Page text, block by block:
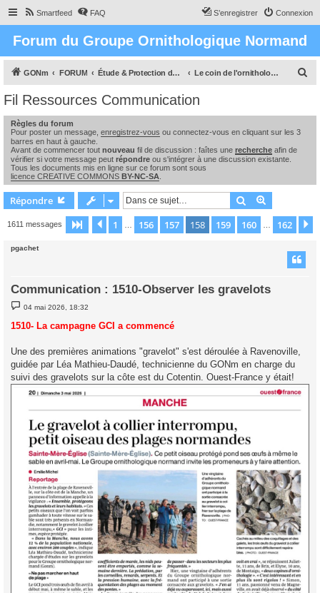
Smartfeed FAQ Connexion
S’enregistrer
Forum du Groupe Ornithologique Normand
GONm FORUM Étude & Protection des Oiseaux et de leurs milieux en Normandie Le coin de l'ornithologue : observations, études & enquêtes
Fil Ressources Communication
Règles du forum
Pour poster un message, enregistrez-vous ou connectez-vous en cliquant sur les 3
barres en haut à gauche.
Avant de commencer tout nouveau fil de discussion : faîtes une recherche afin de
vérifier si votre message peut répondre ou s'intégrer à une discussion existante.
Tous les documents mis en ligne sur ce forum sont sous
licence CREATIVE COMMONS BY-NC-SA
Répondre Rechercher
1611 messages Page 158 sur162
Précédente
1 156 157 158 159 160 162
pgachet
Communication : 1510-Observer les gravelots
M
e
s
s
e
04 mai 2026, 18:32
1510- La campagne GCI a commencé
Une des premières animations "gravelot" s'est déroulée à Ravenoville,
guidée par Léa Mathieu-Daudé, technicienne du GONm en charge du
suivi des gravelots sur la côte est du Cotentin. Ouest-France y était!